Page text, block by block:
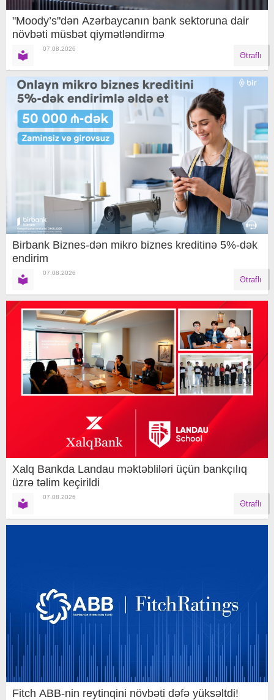
"Moody’s"dən Azərbaycanın bank sektoruna dair
növbəti müsbət qiymətləndirmə
07.08.2026
Ətraflı
Birbank Biznes-dən mikro biznes kreditinə 5%-dək
endirim
07.08.2026
Ətraflı
Xalq Bankda Landau məktəbliləri üçün bankçılıq
üzrə təlim keçirildi
07.08.2026
Ətraflı
Fitch ABB-nin reytinqini növbəti dəfə yüksəltdi!